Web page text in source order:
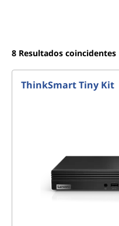
8 Resultados coincidentes
ThinkSmart Tiny Kit